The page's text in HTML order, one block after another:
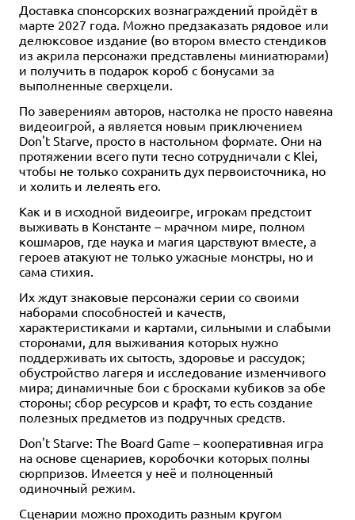
Доставка спонсорских вознаграждений пройдёт в
марте 2027 года. Можно предзаказать рядовое или
делюксовое издание (во втором вместо стендиков
из акрила персонажи представлены миниатюрами)
и получить в подарок короб с бонусами за
выполненные сверхцели.
По заверениям авторов, настолка не просто навеяна
видеоигрой, а является новым приключением
Don't Starve, просто в настольном формате. Они на
протяжении всего пути тесно сотрудничали с Klei,
чтобы не только сохранить дух первоисточника, но
и холить и лелеять его.
Как и в исходной видеоигре, игрокам предстоит
выживать в Константе – мрачном мире, полном
кошмаров, где наука и магия царствуют вместе, а
героев атакуют не только ужасные монстры, но и
сама стихия.
Их ждут знаковые персонажи серии со своими
наборами способностей и качеств,
характеристиками и картами, сильными и слабыми
сторонами, для выживания которых нужно
поддерживать их сытость, здоровье и рассудок;
обустройство лагеря и исследование изменчивого
мира; динамичные бои с бросками кубиков за обе
стороны; сбор ресурсов и крафт, то есть создание
полезных предметов из подручных средств.
Don't Starve: The Board Game – кооперативная игра
на основе сценариев, коробочки которых полны
сюрпризов. Имеется у неё и полноценный
одиночный режим.
Сценарии можно проходить разным кругом